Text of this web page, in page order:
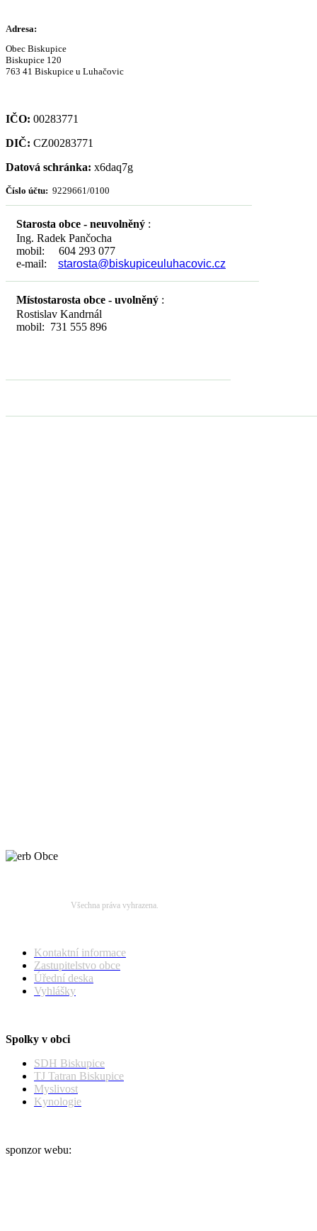
Adresa:
Obec Biskupice
Biskupice 120
763 41 Biskupice u Luhačovic
IČO: 00283771
DIČ: CZ00283771
Datová schránka: x6daq7g
Číslo účtu: 9229661/0100
Starosta obce - neuvolněný :
Ing. Radek Pančocha
mobil: 604 293 077
e-mail: starosta@biskupiceuluhacovic.cz
Místostarosta obce - uvolněný :
Rostislav Kandrnál
mobil: 731 555 896
Všechna práva vyhrazena.
Kontaktní informace
Zastupitelstvo obce
Úřední deska
Vyhlášky
Spolky v obci
SDH Biskupice
TJ Tatran Biskupice
Myslivost
Kynologie
sponzor webu: